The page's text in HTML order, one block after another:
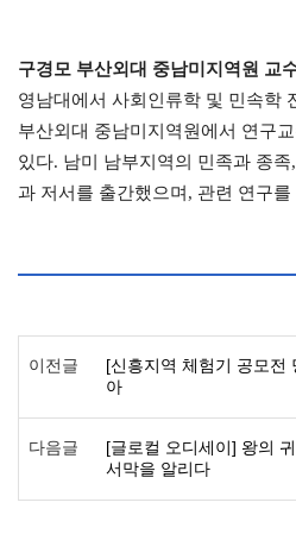
구경모 부산외대 중남미지역원 교
영남대에서 사회인류학 및 민속학
부산외대 중남미지역원에서 연구
있다. 남미 남부지역의 민족과 종
과 저서를 출간했으며, 관련 연구를
이전글
[신흥지역 체험기 공모전
아
다음글
[글로컬 오디세이] 왕의
서막을 알리다